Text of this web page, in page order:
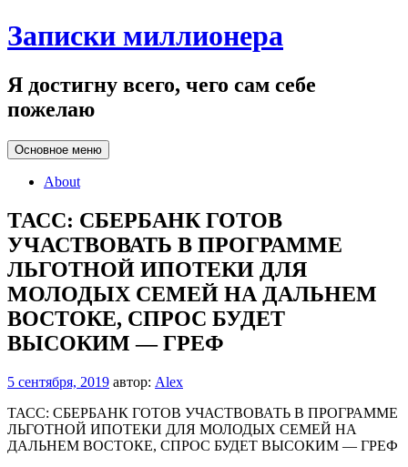
Перейти
к
Записки миллионера
Я достигну всего, чего сам себе
пожелаю
Основное меню
About
ТАСС: СБЕРБАНК ГОТОВ
УЧАСТВОВАТЬ В ПРОГРАММЕ
ЛЬГОТНОЙ ИПОТЕКИ ДЛЯ
МОЛОДЫХ СЕМЕЙ НА ДАЛЬНЕМ
ВОСТОКЕ, СПРОС БУДЕТ
ВЫСОКИМ — ГРЕФ
5 сентября, 2019 автор: Alex
ТАСС: СБЕРБАНК ГОТОВ УЧАСТВОВАТЬ В ПРОГРАММЕ
ЛЬГОТНОЙ ИПОТЕКИ ДЛЯ МОЛОДЫХ СЕМЕЙ НА
ДАЛЬНЕМ ВОСТОКЕ, СПРОС БУДЕТ ВЫСОКИМ — ГРЕФ